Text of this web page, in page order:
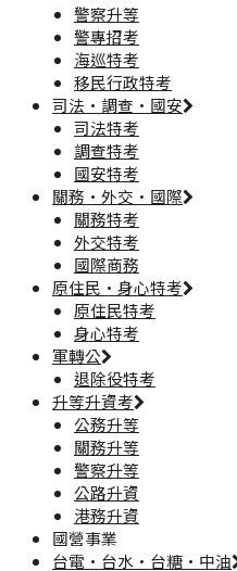
警察升等
警專招考
海巡特考
移民行政特考
司法·調查·國安
司法特考
調查特考
國安特考
關務·外交·國際
關務特考
外交特考
國際商務
原住民·身心特考
原住民特考
身心特考
軍轉公
退除役特考
升等升資考
公務升等
關務升等
警察升等
公路升資
港務升資
國營事業
台電·台水·台糖·中油